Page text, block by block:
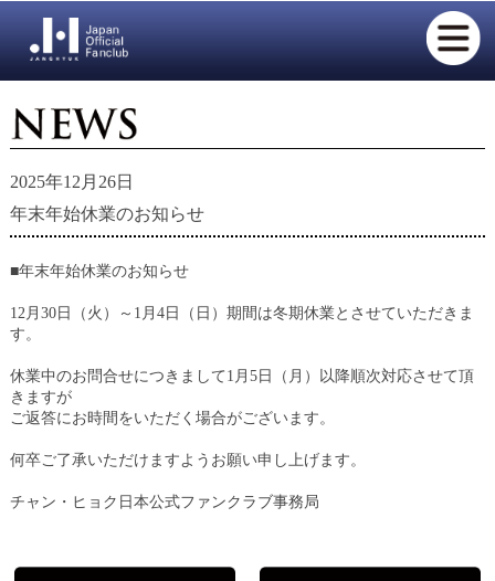
2025年12月26日
年末年始休業のお知らせ
■年末年始休業のお知らせ
12月30日（火）～1月4日（日）期間は冬期休業とさせていただきま
す。
休業中のお問合せにつきまして1月5日（月）以降順次対応させて頂
きますが
ご返答にお時間をいただく場合がございます。
何卒ご了承いただけますようお願い申し上げます。
チャン・ヒョク日本公式ファンクラブ事務局